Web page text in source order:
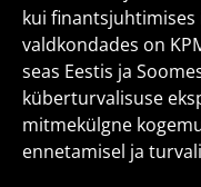
kui finantsjuhtimises
valdkondades on
seas Eestis ja
küberturvalisuse
mitmekülgne
ennetamisel ja